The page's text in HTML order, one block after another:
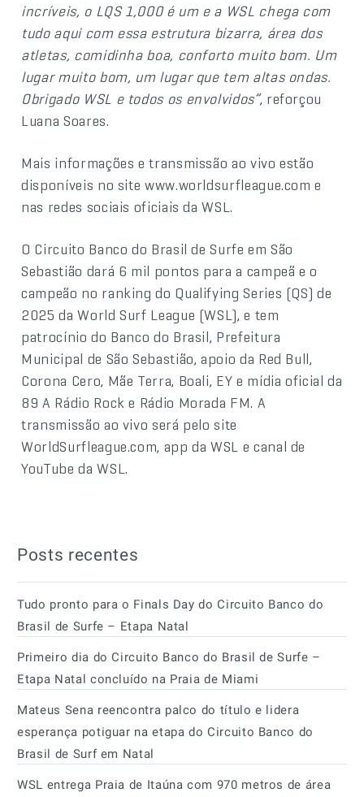
incríveis, o LQS 1,000 é um e a WSL chega com
tudo aqui com essa estrutura bizarra, área dos
atletas, comidinha boa, conforto muito bom. Um
lugar muito bom, um lugar que tem altas ondas.
Obrigado WSL e todos os envolvidos”, reforçou
Luana Soares.
Mais informações e transmissão ao vivo estão
disponíveis no site www.worldsurfleague.com e
nas redes sociais oficiais da WSL.
O Circuito Banco do Brasil de Surfe em São
Sebastião dará 6 mil pontos para a campeã e o
campeão no ranking do Qualifying Series (QS) de
2025 da World Surf League (WSL), e tem
patrocínio do Banco do Brasil, Prefeitura
Municipal de São Sebastião, apoio da Red Bull,
Corona Cero, Mãe Terra, Boali, EY e mídia oficial da
89 A Rádio Rock e Rádio Morada FM. A
transmissão ao vivo será pelo site
WorldSurfleague.com, app da WSL e canal de
YouTube da WSL.
Posts recentes
Tudo pronto para o Finals Day do Circuito Banco do
Brasil de Surfe – Etapa Natal
Primeiro dia do Circuito Banco do Brasil de Surfe –
Etapa Natal concluído na Praia de Miami
Mateus Sena reencontra palco do título e lidera
esperança potiguar na etapa do Circuito Banco do
Brasil de Surf em Natal
WSL entrega Praia de Itaúna com 970 metros de área